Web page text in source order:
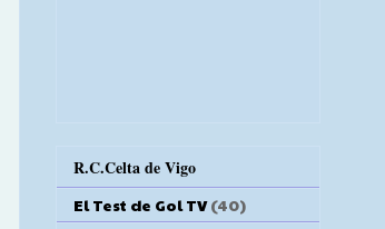
R.C.Celta de Vigo
El Test de Gol TV (40)